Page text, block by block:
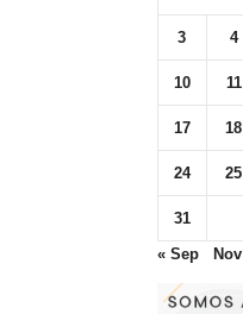
3 4
10 11
17 18
24 25
31
« Sep